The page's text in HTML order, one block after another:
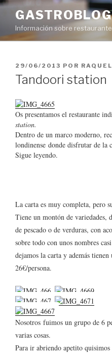
Saltar
contenido
GASTROBLOG
Información sobre
PUBLICADO
EL
29/06/2013 POR
Tandoori station
Os presentamos el restaurante
station.
Dentro de un marco moderno,
londinense donde disfrutar de la
Sigue leyendo.
La carta es muy completa, pero
Tiene un montón de variedades,
de pescado o de verduras, con
sobre todo con unos nombres
dejamos la carta y además
26€/persona.
Nosotros fuimos un grupo de 6
varias cosas.
Para ir abriendo apetito